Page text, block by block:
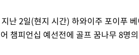
난 2일(현지 시간) 하와이주 포이푸
챔피언십 예선전에 골프 꿈나무 8명